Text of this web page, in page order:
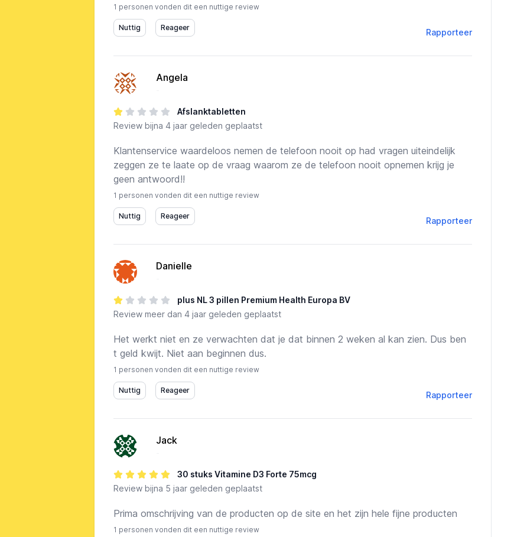
1 personen vonden dit een nuttige review
Rapporteer
Angela
Afslanktabletten
Review bijna 4 jaar geleden geplaatst
Klantenservice waardeloos nemen de telefoon nooit op had vragen uiteindelijk
zeggen ze te laate op de vraag waarom ze de telefoon nooit opnemen krijg je
geen antwoord!!
1 personen vonden dit een nuttige review
Rapporteer
Danielle
plus NL 3 pillen Premium Health Europa BV
Review meer dan 4 jaar geleden geplaatst
Het werkt niet en ze verwachten dat je dat binnen 2 weken al kan zien. Dus ben
t geld kwijt. Niet aan beginnen dus.
1 personen vonden dit een nuttige review
Rapporteer
Jack
30 stuks Vitamine D3 Forte 75mcg
Review bijna 5 jaar geleden geplaatst
Prima omschrijving van de producten op de site en het zijn hele fijne producten
1 personen vonden dit een nuttige review